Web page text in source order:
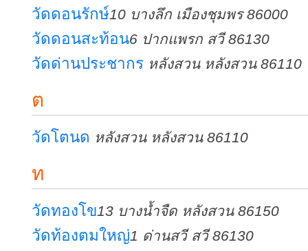
วัดดอนรักษ์10 บางลึก เมืองชุมพร 86000
วัดดอนสะท้อน6 ปากแพรก สวี 86130
วัดด่านประชากร หลังสวน หลังสวน 86110
ต
วัดโตนด หลังสวน หลังสวน 86110
ท
วัดทองโข13 บางน้ำจืด หลังสวน 86150
วัดท้องตมใหญ่1 ด่านสวี สวี 86130